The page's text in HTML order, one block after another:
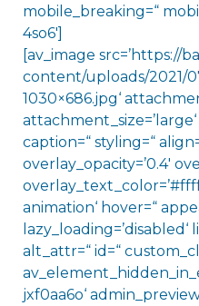
mobile_breaking=“
4so6′]
[av_image src=’https://
content/uploads/2021/
1030×686.jpg‘
caption=“ styling=“
overlay_opacity=’0.4′
animation‘ hover=“
alt_attr=“ id=“
jxf0aa6o‘